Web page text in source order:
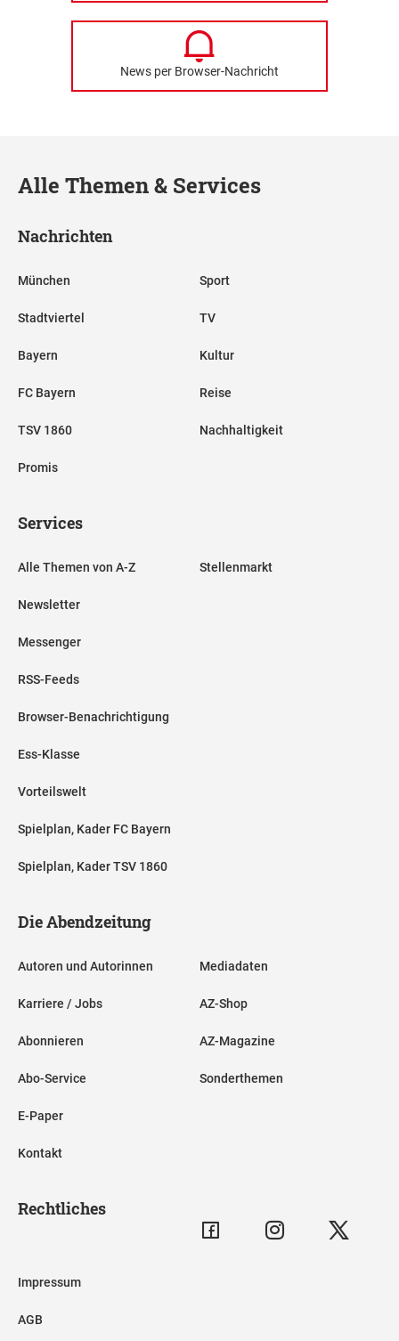
News per Browser-Nachricht
Alle Themen & Services
Nachrichten
München
Stadtviertel
Bayern
FC Bayern
TSV 1860
Promis
Sport
TV
Kultur
Reise
Nachhaltigkeit
Services
Alle Themen von A-Z
Newsletter
Messenger
RSS-Feeds
Browser-Benachrichtigung
Ess-Klasse
Vorteilswelt
Spielplan, Kader FC Bayern
Spielplan, Kader TSV 1860
Stellenmarkt
Die Abendzeitung
Autoren und Autorinnen
Karriere / Jobs
Abonnieren
Abo-Service
E-Paper
Kontakt
Mediadaten
AZ-Shop
AZ-Magazine
Sonderthemen
Rechtliches
Impressum
AGB